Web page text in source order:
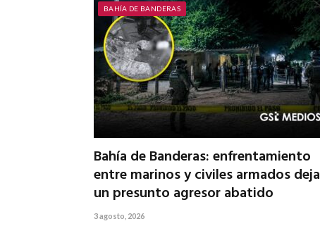
BAHÍA DE BANDERAS
Bahía de Banderas: enfrentamiento
entre marinos y civiles armados deja
un presunto agresor abatido
3 agosto, 2026